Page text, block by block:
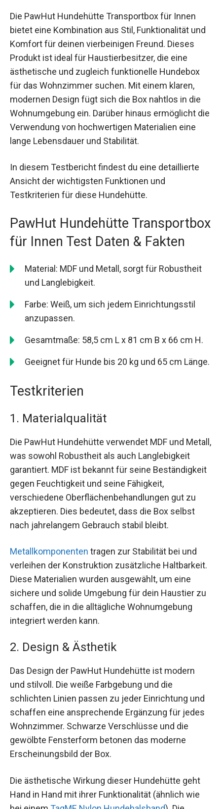
Die PawHut Hundehütte Transportbox für Innen
bietet eine Kombination aus Stil, Funktionalität und
Komfort für deinen vierbeinigen Freund. Dieses
Produkt ist ideal für Haustierbesitzer, die eine
ästhetische und zugleich funktionelle Hundebox
für das Wohnzimmer suchen. Mit einem klaren,
modernen Design fügt sich die Box nahtlos in die
Wohnumgebung ein. Darüber hinaus ermöglicht die
Verwendung von hochwertigen Materialien eine
lange Lebensdauer und Stabilität.
In diesem Testbericht findest du eine detaillierte
Ansicht der wichtigsten Funktionen und
Testkriterien für diese Hundehütte.
PawHut Hundehütte Transportbox
für Innen Test Daten & Fakten
Material: MDF und Metall, sorgt für Robustheit
und Langlebigkeit.
Farbe: Weiß, um sich jedem Einrichtungsstil
anzupassen.
Gesamtmaße: 58,5 cm L x 81 cm B x 66 cm H.
Geeignet für Hunde bis 20 kg und 65 cm Länge.
Testkriterien
1. Materialqualität
Die PawHut Hundehütte verwendet MDF und Metall,
was sowohl Robustheit als auch Langlebigkeit
garantiert. MDF ist bekannt für seine Beständigkeit
gegen Feuchtigkeit und seine Fähigkeit,
verschiedene Oberflächenbehandlungen gut zu
akzeptieren. Dies bedeutet, dass die Box selbst
nach jahrelangem Gebrauch stabil bleibt.
Metallkomponenten tragen zur Stabilität bei und
verleihen der Konstruktion zusätzliche Haltbarkeit.
Diese Materialien wurden ausgewählt, um eine
sichere und solide Umgebung für dein Haustier zu
schaffen, die in die alltägliche Wohnumgebung
integriert werden kann.
2. Design & Ästhetik
Das Design der PawHut Hundehütte ist modern
und stilvoll. Die weiße Farbgebung und die
schlichten Linien passen zu jeder Einrichtung und
schaffen eine ansprechende Ergänzung für jedes
Wohnzimmer. Schwarze Verschlüsse und die
gewölbte Fensterform betonen das moderne
Erscheinungsbild der Box.
Die ästhetische Wirkung dieser Hundehütte geht
Hand in Hand mit ihrer Funktionalität (ähnlich wie